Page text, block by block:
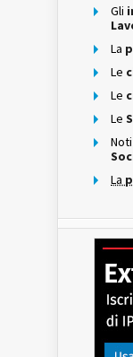
Gli
La
Le
Le
Le
La